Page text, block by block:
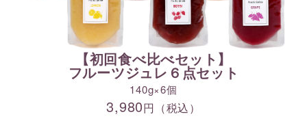
【初回食べ比べセット】
フルーツジュレ６点セット
140g×6個
3,980円（税込）